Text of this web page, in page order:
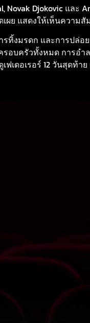
Djokovic และ
ผย แสดงให้เห็นความ
รทิ้งมรดก และการปล่อ
บครัวทั้งหมด การอำ
ดอเรอร์ 12 วันสุดท้าย